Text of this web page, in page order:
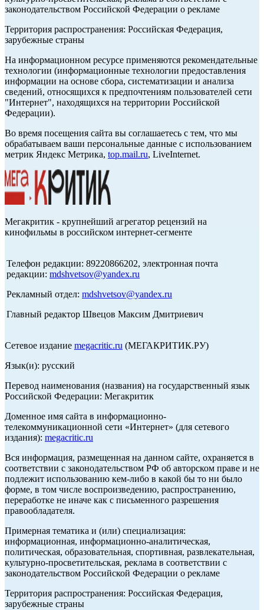
законодательством Российской Федерации о рекламе
Территория распространения: Российская Федерация,
зарубежные страны
На информационном ресурсе применяются рекомендательные
технологии (информационные технологии предоставления
информации на основе сбора, систематизации и анализа
сведений, относящихся к предпочтениям пользователей сети
"Интернет", находящихся на территории Российской
Федерации).
Во время посещения сайта вы соглашаетесь с тем, что мы
обрабатываем ваши персональные данные с использованием
метрик Яндекс Метрика, top.mail.ru, LiveInternet.
Мегакритик - крупнейший агрегатор рецензий на
кинофильмы в российском интернет-сегменте
Телефон редакции: 89220866202, электронная почта
редакции: mdshvetsov@yandex.ru
Рекламный отдел: mdshvetsov@yandex.ru
Главный редактор Швецов Максим Дмитриевич
Сетевое издание megacritic.ru (МЕГАКРИТИК.РУ)
Язык(и): русский
Перевод наименования (названия) на государственный язык
Российской Федерации: Мегакритик
Доменное имя сайта в информационно-
телекоммуникационной сети «Интернет» (для сетевого
издания): megacritic.ru
Вся информация, размещенная на данном сайте, охраняется в
соответствии с законодательством РФ об авторском праве и не
подлежит использованию кем-либо в какой бы то ни было
форме, в том числе воспроизведению, распространению,
переработке не иначе как с письменного разрешения
правообладателя.
Примерная тематика и (или) специализация:
информационная, информационно-аналитическая,
политическая, образовательная, спортивная, развлекательная,
культурно-просветительская, реклама в соответствии с
законодательством Российской Федерации о рекламе
Территория распространения: Российская Федерация,
зарубежные страны